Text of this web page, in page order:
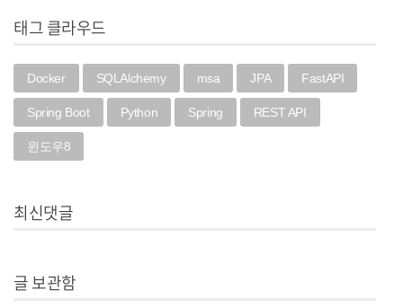
태그 클라우드
Docker SQLAlchemy msa JPA FastAPI
Spring Boot Python Spring REST API
윈도우8
최신댓글
글 보관함